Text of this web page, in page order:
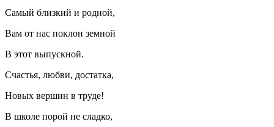
Самый близкий и родной,
Вам от нас поклон земной
В этот выпускной.
Счастья, любви, достатка,
Новых вершин в труде!
В школе порой не сладко,